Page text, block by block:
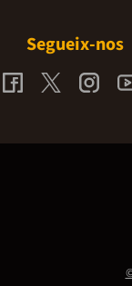
Segueix-nos